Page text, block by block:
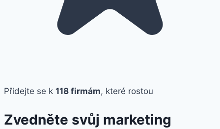
Přidejte se k 118 firmám, které rostou
Zvedněte svůj marketing